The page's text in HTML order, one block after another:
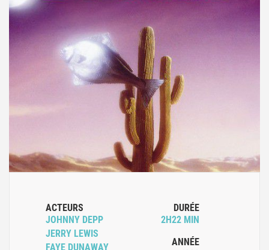
ACTEURS
JOHNNY DEPP
JERRY LEWIS
FAYE DUNAWAY
DURÉE
2H22 MIN
ANNÉE